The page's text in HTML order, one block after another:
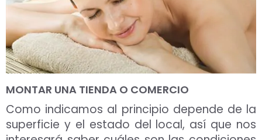
MONTAR UNA TIENDA O COMERCIO
Como indicamos al principio depende de la
superficie y el estado del local, así que nos